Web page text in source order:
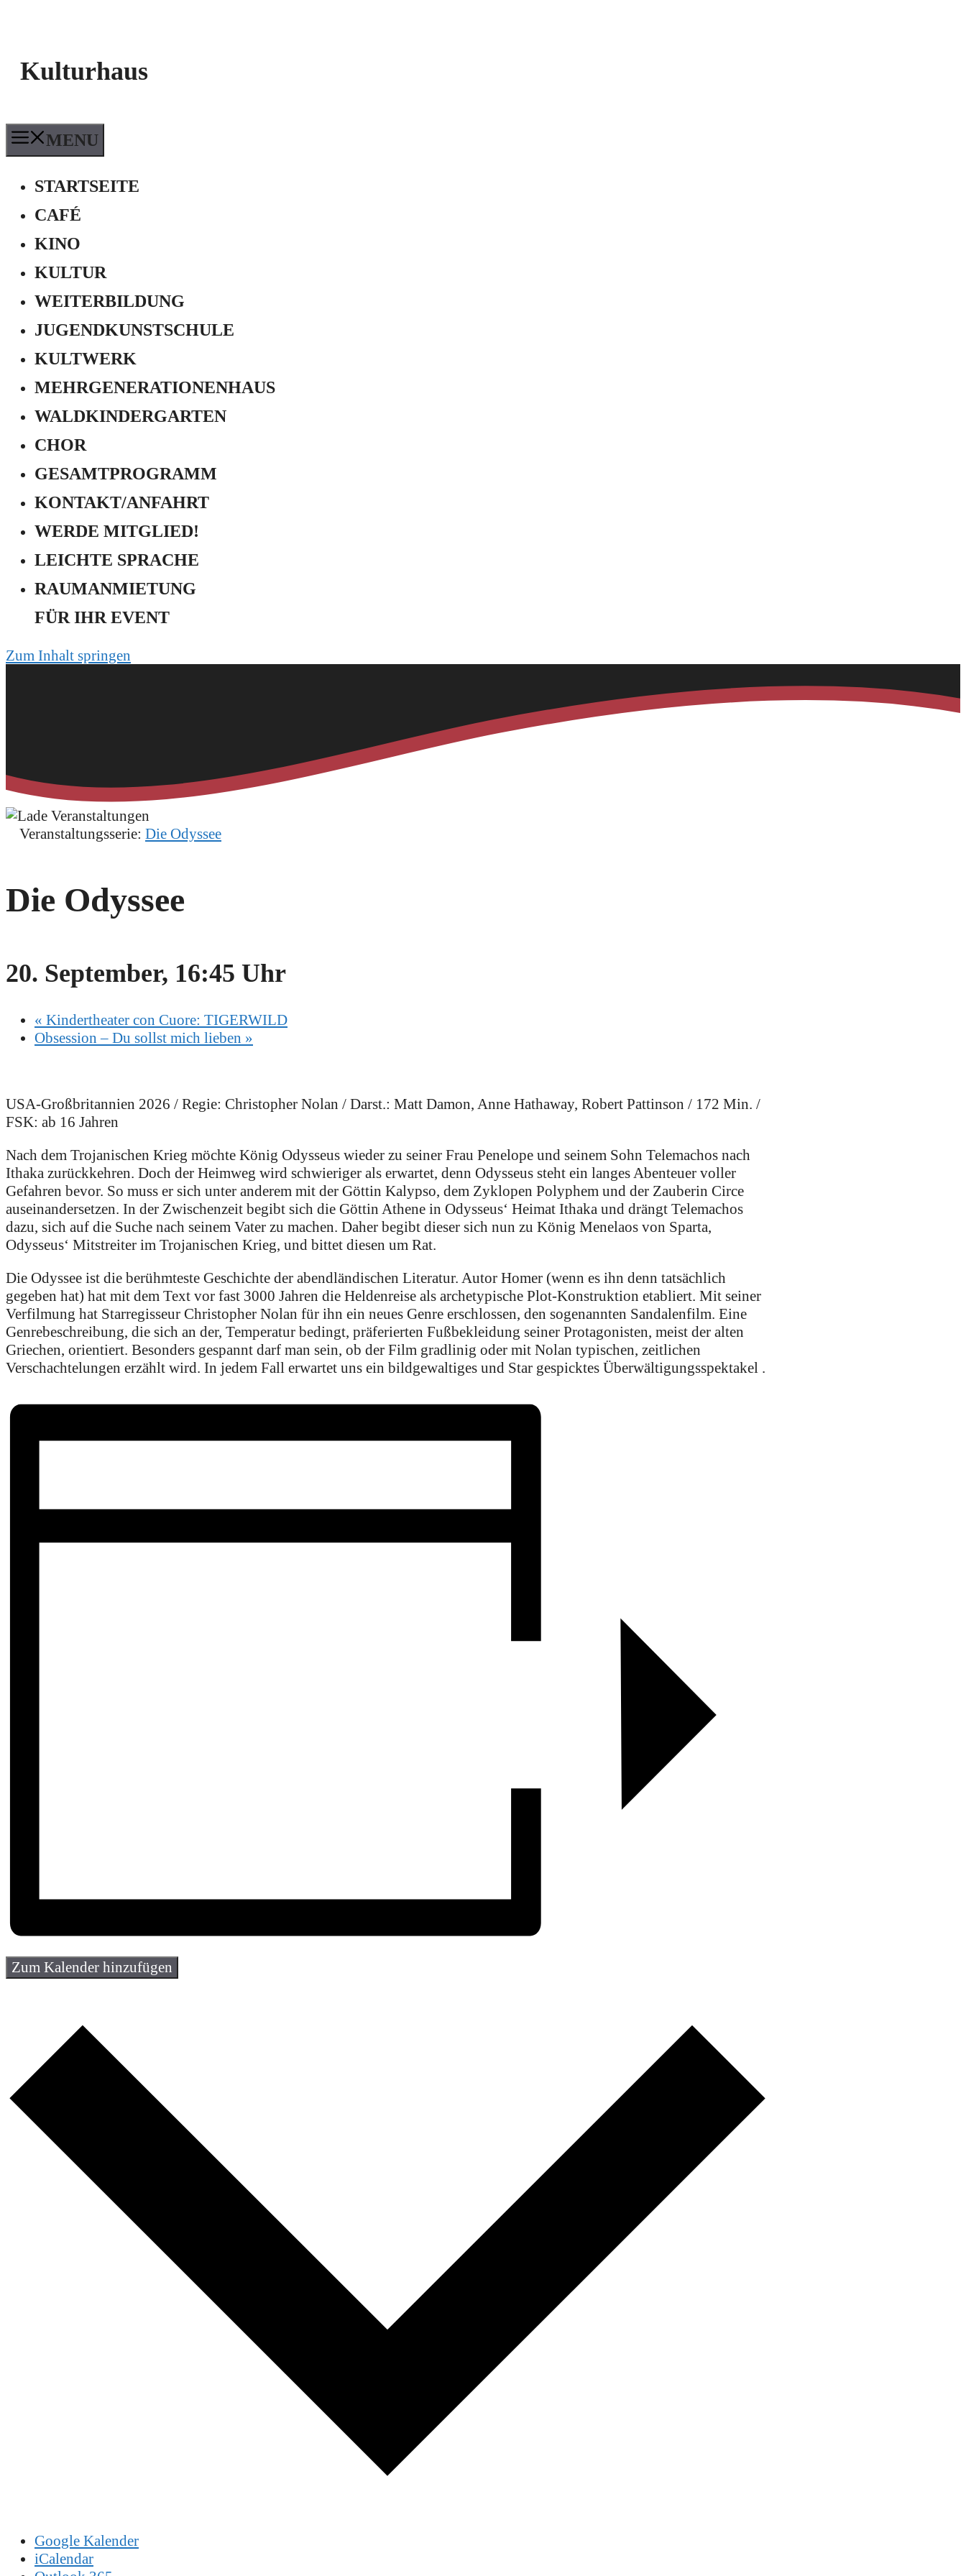
Kulturhaus
MENU
STARTSEITE
CAFÉ
KINO
KULTUR
WEITERBILDUNG
JUGEND­KUNSTSCHULE
KULTWERK
MEHRGENERATIONEN­HAUS
WALDKINDERGARTEN
CHOR
GESAMTPROGRAMM
KONTAKT/ANFAHRT
WERDE MITGLIED!
LEICHTE SPRACHE
RAUMANMIETUNG
FÜR IHR EVENT
Zum Inhalt springen
Veranstaltungsserie: Die Odyssee
Die Odyssee
20. September, 16:45 Uhr
« Kindertheater con Cuore: TIGERWILD
Obsession – Du sollst mich lieben »
USA-Großbritannien 2026 / Regie: Christopher Nolan / Darst.: Matt Damon, Anne Hathaway, Robert Pattinson / 172 Min. /
FSK: ab 16 Jahren
Nach dem Trojanischen Krieg möchte König Odysseus wieder zu seiner Frau Penelope und seinem Sohn Telemachos nach
Ithaka zurückkehren. Doch der Heimweg wird schwieriger als erwartet, denn Odysseus steht ein langes Abenteuer voller
Gefahren bevor. So muss er sich unter anderem mit der Göttin Kalypso, dem Zyklopen Polyphem und der Zauberin Circe
auseinandersetzen. In der Zwischenzeit begibt sich die Göttin Athene in Odysseus‘ Heimat Ithaka und drängt Telemachos
dazu, sich auf die Suche nach seinem Vater zu machen. Daher begibt dieser sich nun zu König Menelaos von Sparta,
Odysseus‘ Mitstreiter im Trojanischen Krieg, und bittet diesen um Rat.
Die Odyssee ist die berühmteste Geschichte der abendländischen Literatur. Autor Homer (wenn es ihn denn tatsächlich
gegeben hat) hat mit dem Text vor fast 3000 Jahren die Heldenreise als archetypische Plot-Konstruktion etabliert. Mit seiner
Verfilmung hat Starregisseur Christopher Nolan für ihn ein neues Genre erschlossen, den sogenannten Sandalenfilm. Eine
Genrebeschreibung, die sich an der, Temperatur bedingt, präferierten Fußbekleidung seiner Protagonisten, meist der alten
Griechen, orientiert. Besonders gespannt darf man sein, ob der Film gradlinig oder mit Nolan typischen, zeitlichen
Verschachtelungen erzählt wird. In jedem Fall erwartet uns ein bildgewaltiges und Star gespicktes Überwältigungsspektakel .
Zum Kalender hinzufügen
Google Kalender
iCalendar